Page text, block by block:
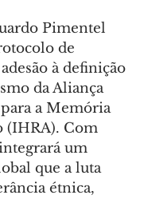
Pimentel
de
à definição
da Aliança
a Memória
(IHRA). Com
um
que a luta
étnica,